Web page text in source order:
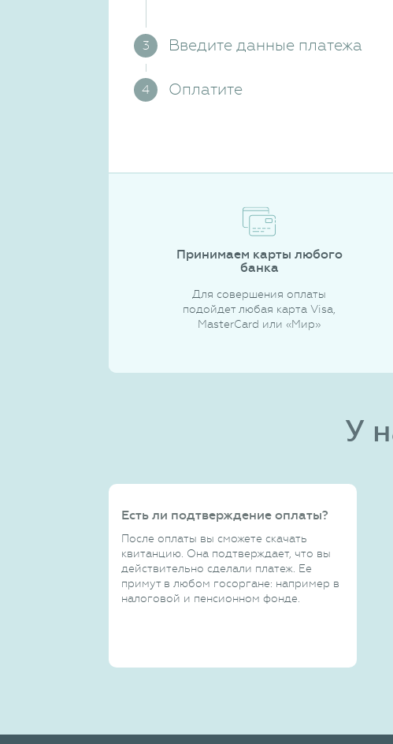
Введите данные платежа
Оплатите
Принимаем карты любого
банка
Для совершения оплаты
подойдет любая карта Visa,
MasterCard или «Мир»
У
Есть ли подтверждение оплаты?
После оплаты вы сможете скачать
квитанцию. Она подтверждает, что вы
действительно сделали платеж. Ее
примут в любом госоргане: например в
налоговой и пенсионном фонде.